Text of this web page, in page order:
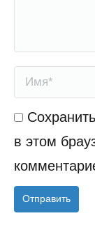
Имя *
в этом
Отправить